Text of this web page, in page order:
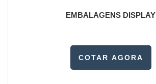
EMBALAGENS DISPLAY
COTAR AGORA